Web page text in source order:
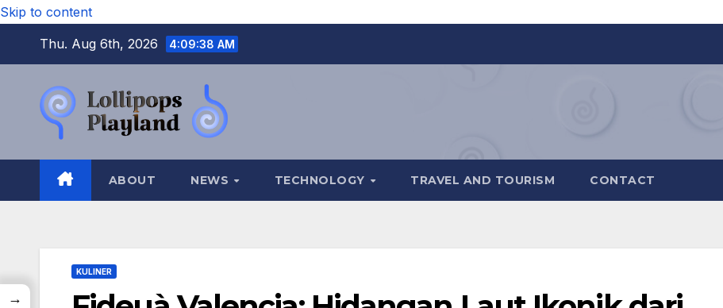
Skip to content
Thu. Aug 6th, 2026
4:09:39 AM
ABOUT NEWS TECHNOLOGY TRAVEL AND TOURISM CONTACT
KULINER
→